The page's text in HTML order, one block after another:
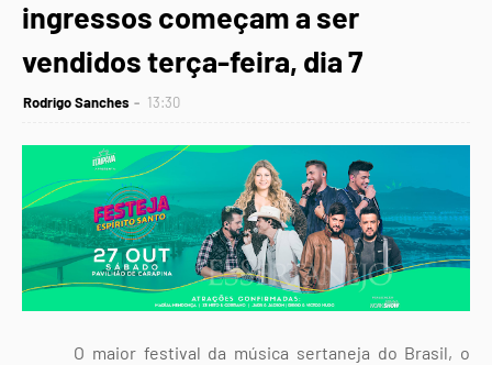
ingressos começam a ser
vendidos terça-feira, dia 7
Rodrigo Sanches 13:30
O maior festival da música sertaneja do Brasil, o